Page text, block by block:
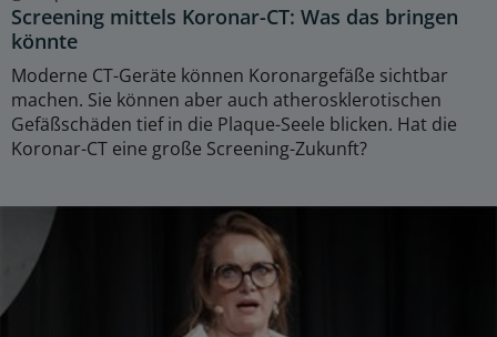
Screening mittels Koronar-CT: Was das bringen
könnte
Moderne CT-Geräte können Koronargefäße sichtbar
machen. Sie können aber auch atherosklerotischen
Gefäßschäden tief in die Plaque-Seele blicken. Hat die
Koronar-CT eine große Screening-Zukunft?